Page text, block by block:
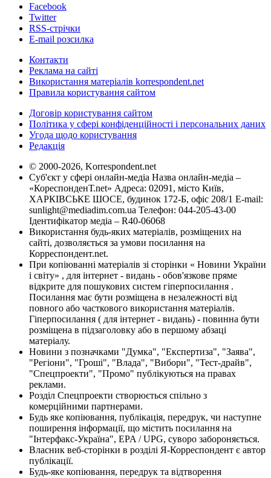
Facebook
Twitter
RSS-стрічки
E-mail розсилка
Контакти
Реклама на сайті
Використання матеріалів korrespondent.net
Правила користування сайтом
Договір користування сайтом
Політика у сфері конфіденційності і персональних даних
Угода щодо користування
Редакція
© 2000-2026, Korrespondent.net
Суб'єкт у сфері онлайн-медіа Назва онлайн-медіа –
«КореспонденТ.net» Адреса: 02091, місто Київ,
ХАРКІВСЬКЕ ШОСЕ, будинок 172-Б, офіс 208/1 E-mail:
sunlight@mediadim.com.ua Телефон: 044-205-43-00
Ідентифікатор медіа – R40-06068
Використання будь-яких матеріалів, розміщених на
сайті, дозволяється за умови посилання на
Корреспондент.net.
При копіюванні матеріалів зі сторінки « Новини України
і світу» , для інтернет - видань - обов'язкове пряме
відкрите для пошукових систем гіперпосилання .
Посилання має бути розміщена в незалежності від
повного або часткового використання матеріалів.
Гіперпосилання ( для інтернет - видань) - повинна бути
розміщена в підзаголовку або в першому абзаці
матеріалу.
Новини з позначками "Думка", "Експертиза", "Заява",
"Регіони", "Гроші", "Влада", "Вибори", "Тест-драйв",
"Спецпроекти", "Промо" публікуються на правах
реклами.
Розділ Спецпроекти створюється спільно з
комерційними партнерами.
Будь яке копіювання, публікація, передрук, чи наступне
поширення інформації, що містить посилання на
"Інтерфакс-Україна", EPA / UPG, суворо забороняється.
Власник веб-сторінки в розділі Я-Корреспондент є автор
публікації.
Будь-яке копіювання, передрук та відтворення